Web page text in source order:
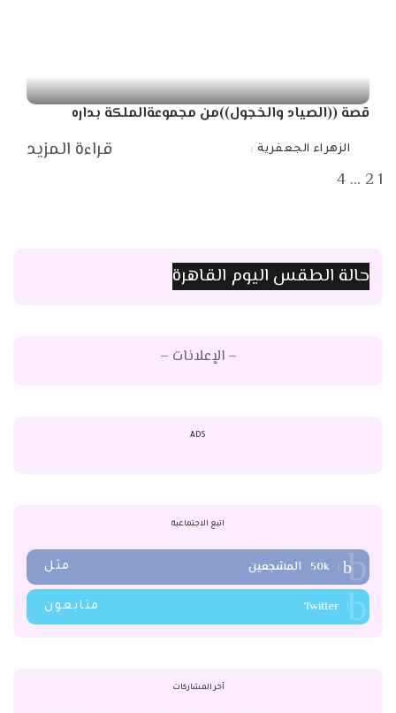
قصة ((الصياد والخجول))من مجموعةالملكة بداره
Postedالزهراء الجعفرية قراءة المزيد
1
2
…
4
حالة الطقس اليوم القاهرة
– الإعلانات –
ADS
اتبع الاجتماعية
50k المشجعين مثل
Twitter متابعون
آخر المشاركات